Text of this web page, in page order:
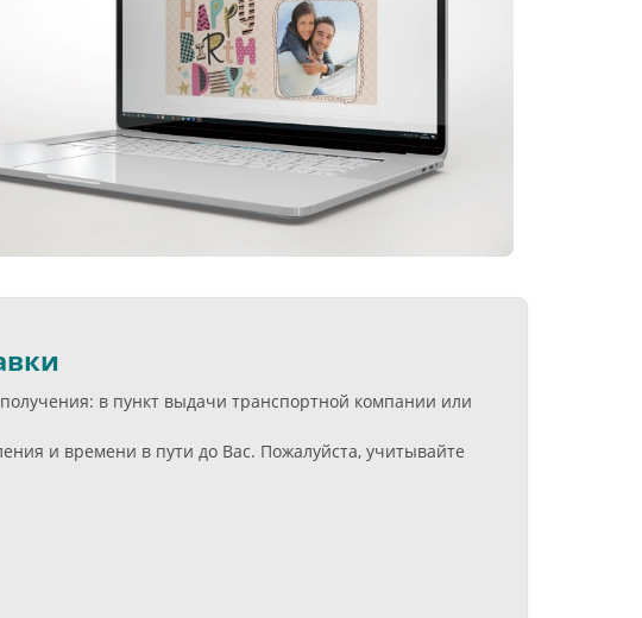
в пункт выдачи транспортной компании или
и времени в пути до Вас. Пожалуйста, учитывайте